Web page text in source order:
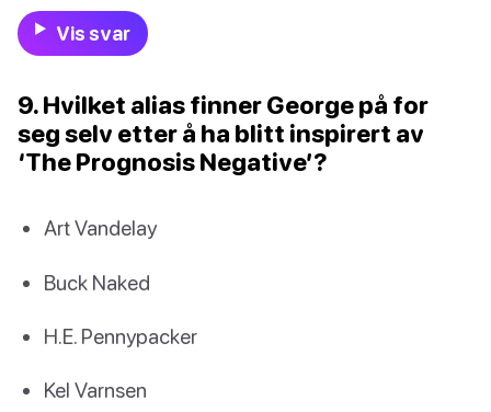
Vis svar
9. Hvilket alias finner George på for
seg selv etter å ha blitt inspirert av
‘The Prognosis Negative’?
Art Vandelay
Buck Naked
H.E. Pennypacker
Kel Varnsen